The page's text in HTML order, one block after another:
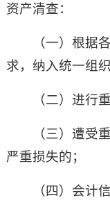
资产清查：
（一）根据各
求，纳入统一组
（二）进行重
（三）遭受重
严重损失的；
（四）会计信